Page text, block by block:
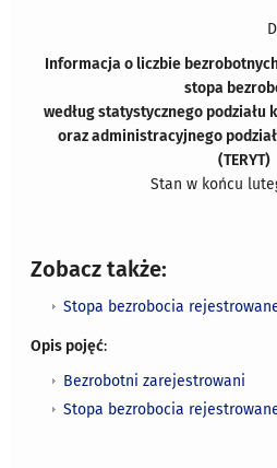
Informacja o liczbie
stopa
wedługstatystycznego podziału
oraz administracyjnego
(TERYT)
Stan w końcu
Zobacz także:
Stopa bezrobocia
Opis pojęć:
Bezrobotni zarejestrowani
Stopa bezrobocia